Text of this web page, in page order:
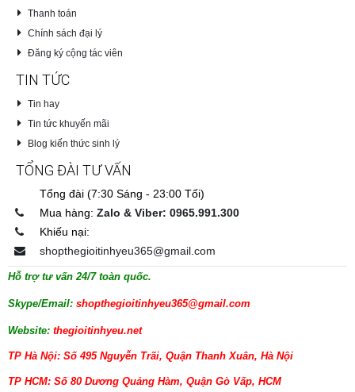
Thanh toán
Chính sách đại lý
Đăng ký cộng tác viên
TIN TỨC
Tin hay
Tin tức khuyến mãi
Blog kiến thức sinh lý
TỔNG ĐÀI TƯ VẤN
Tổng đài (7:30 Sáng - 23:00 Tối)
Mua hàng: Zalo & Viber: 0965.991.300
Khiếu nại:
shopthegioitinhyeu365@gmail.com
Hỗ trợ tư vấn 24/7 toàn quốc.
Skype/Email: shopthegioitinhyeu365@gmail.com
Website: thegioitinhyeu.net
TP Hà Nội: Số 495 Nguyễn Trãi, Quận Thanh Xuân, Hà Nội
TP HCM: Số 80 Dương Quảng Hàm, Quận Gò Vấp, HCM